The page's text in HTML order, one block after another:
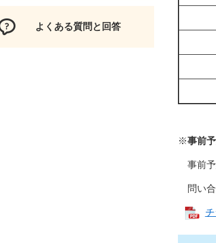
※事前
事前予
問い合
よくある質問と回答